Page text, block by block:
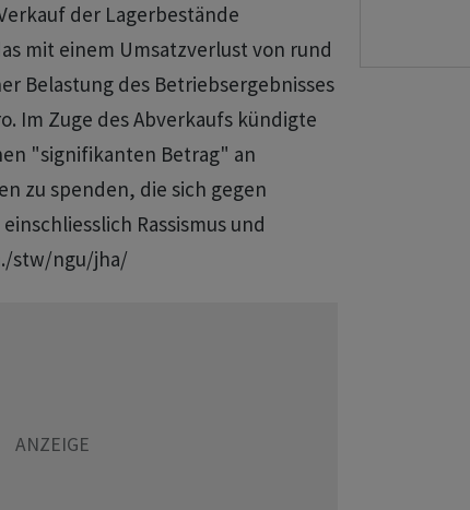
der Lagerbestände
mit einem Umsatzverlust von rund
Belastung des Betriebsergebnisses
Im Zuge des Abverkaufs kündigte
"signifikanten Betrag" an
zu spenden, die sich gegen
Rassismus und
stw/ngu/jha/